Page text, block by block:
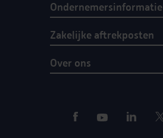
Ondernemersinformatie
Zakelijke aftrekposten
Over ons